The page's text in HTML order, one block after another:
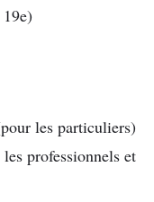
les particuliers)
professionnels et